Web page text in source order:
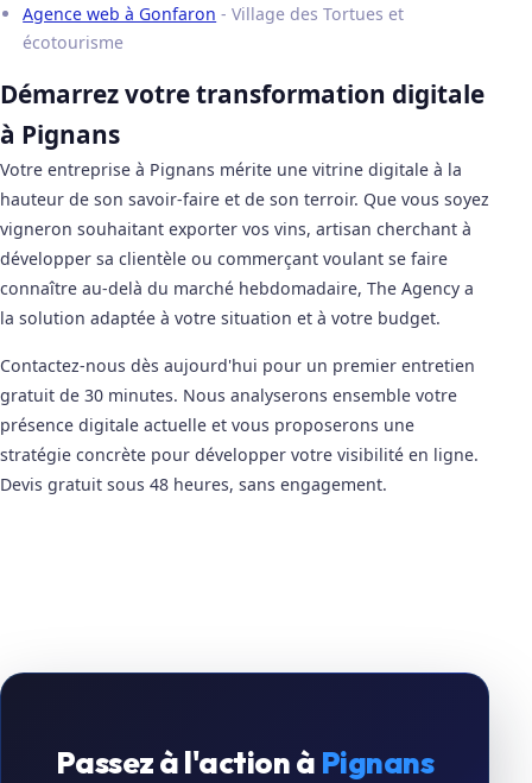
Agence web à Gonfaron - Village des Tortues et
écotourisme
Démarrez votre transformation digitale
à Pignans
Votre entreprise à Pignans mérite une vitrine digitale à la
hauteur de son savoir-faire et de son terroir. Que vous soyez
vigneron souhaitant exporter vos vins, artisan cherchant à
développer sa clientèle ou commerçant voulant se faire
connaître au-delà du marché hebdomadaire, The Agency a
la solution adaptée à votre situation et à votre budget.
Contactez-nous dès aujourd'hui pour un premier entretien
gratuit de 30 minutes. Nous analyserons ensemble votre
présence digitale actuelle et vous proposerons une
stratégie concrète pour développer votre visibilité en ligne.
Devis gratuit sous 48 heures, sans engagement.
Passez à l'action à Pignans